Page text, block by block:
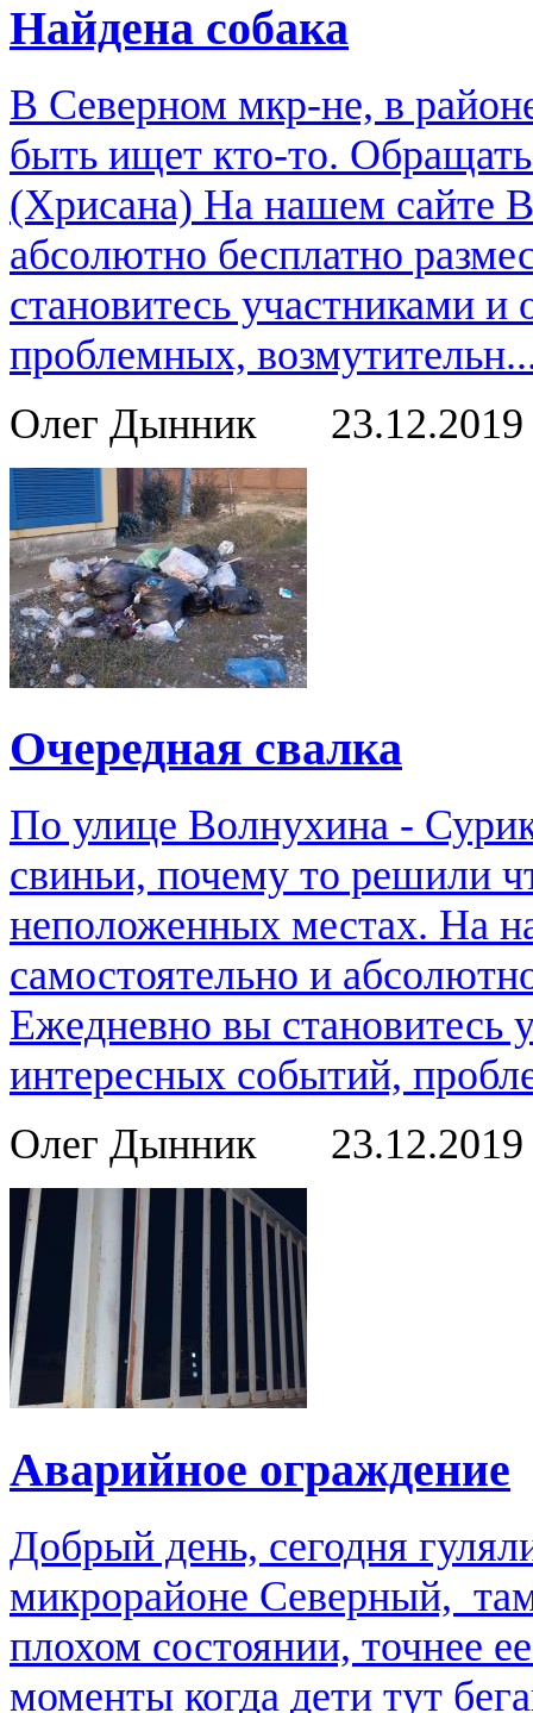
Найдена собака
В Северном мкр-не, в
быть ищет кто-то.
(Хрисана) На нашем сайте
абсолютно бесплатно
становитесь участниками
проблемных,
Олег Дынник
23.12.2019
Очередная свалка
По улице Волнухина -
свиньи, почему то решили
неположенных местах. На
самостоятельно и
Ежедневно вы становитесь
интересных событий,
Олег Дынник
23.12.2019
Аварийное ограждение
Добрый день, сегодня
микрорайоне Северный,
плохом состоянии, точнее
моменты когда дети тут